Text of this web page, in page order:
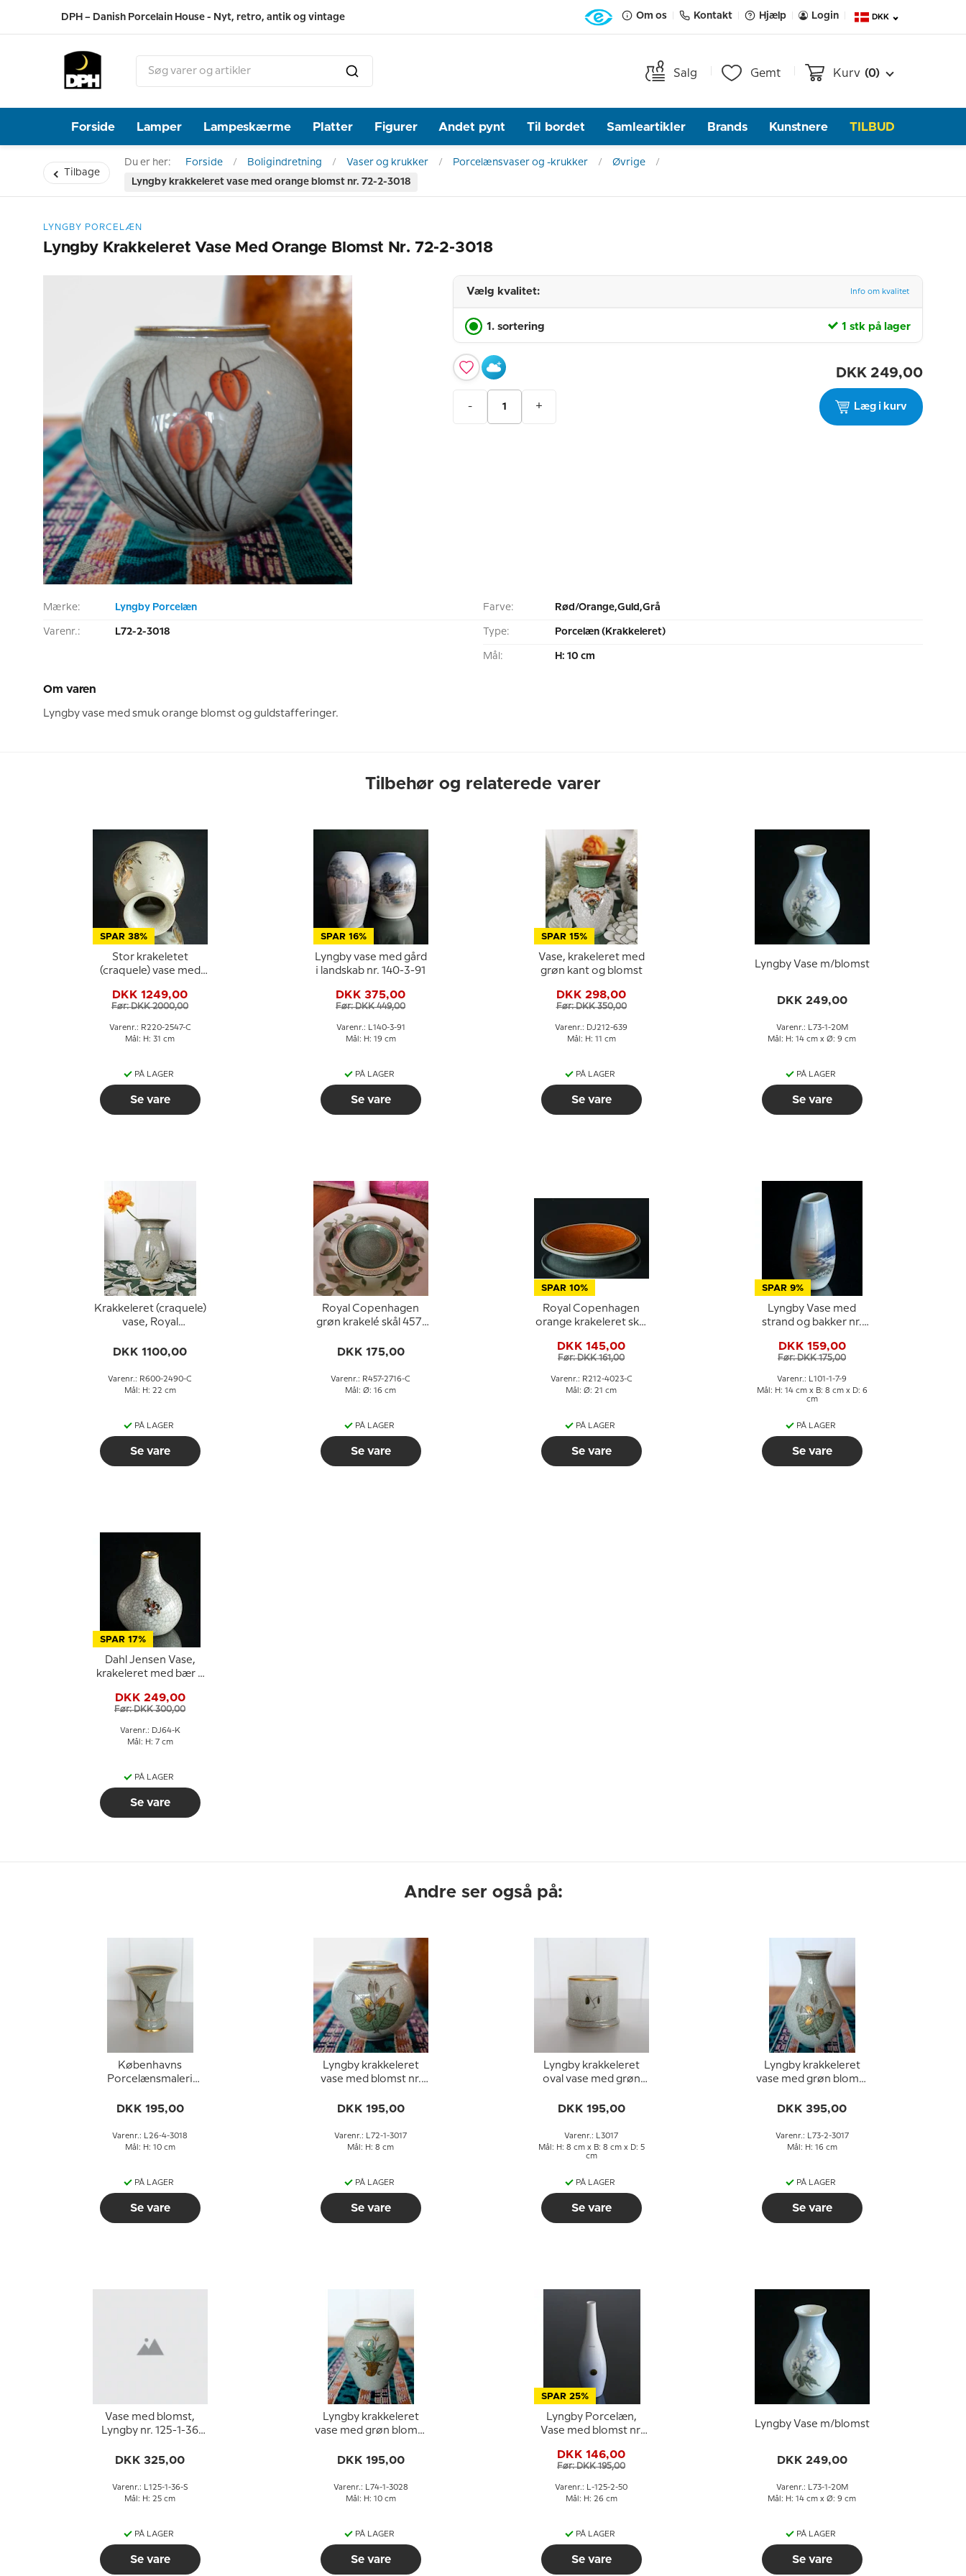
DPH – Danish Porcelain House - Nyt, retro, antik og vintage Om os Kontakt Hjælp Login DKK
Salg Gemt Kurv (0)
Forside Lamper Lampeskærme Platter Figurer Andet pynt Til bordet Samleartikler Brands Kunstnere TILBUD
Tilbage
Du er her: Forside Boligindretning Vaser og krukker Porcelænsvaser og -krukker
Øvrige
Lyngby krakkeleret vase med orange blomst nr. 72-2-3018
LYNGBY PORCELÆN
Lyngby Krakkeleret Vase Med Orange Blomst Nr. 72-2-3018
Vælg kvalitet: Info om kvalitet
1. sortering 1 stk på lager
DKK 249,00
- + Læg i kurv
Mærke: Lyngby Porcelæn
Varenr.: L72-2-3018
Farve: Rød/Orange,Guld,Grå
Type: Porcelæn (Krakkeleret)
Mål: H: 10 cm
Om varen
Lyngby vase med smuk orange blomst og guldstafferinger.
Tilbehør og relaterede varer
SPAR 38%
Stor krakeletet
(craquele) vase med
Royal Copenhagen nr.
220-2547. (tidlig) -
med reparation
DKK 1249,00
Før: DKK 2000,00
Varenr.: R220-2547-C
Mål: H: 31 cm
PÅ LAGER
Se vare
SPAR 16%
Lyngby vase med gård
i landskab nr. 140-3-91
DKK 375,00
Før: DKK 449,00
Varenr.: L140-3-91
Mål: H: 19 cm
PÅ LAGER
Se vare
SPAR 15%
Vase, krakeleret med
grøn kant og blomst
DKK 298,00
Før: DKK 350,00
Varenr.: DJ212-639
Mål: H: 11 cm
PÅ LAGER
Se vare
Lyngby Vase m/blomst
DKK 249,00
Varenr.: L73-1-20M
Mål: H: 14 cm x Ø: 9 cm
PÅ LAGER
Se vare
Krakkeleret (craquele)
vase, Royal
2490 med kaktus
DKK 1100,00
Varenr.: R600-2490-C
Mål: H: 22 cm
PÅ LAGER
Se vare
Royal Copenhagen
grøn krakelé skål 457-
DKK 175,00
Varenr.: R457-2716-C
Mål: Ø: 16 cm
PÅ LAGER
Se vare
SPAR 10%
Royal Copenhagen
orange krakeleret skål
DKK 145,00
Før: DKK 161,00
Varenr.: R212-4023-C
Mål: Ø: 21 cm
PÅ LAGER
Se vare
SPAR 9%
Lyngby Vase med
strand og bakker nr.
DKK 159,00
Før: DKK 175,00
Varenr.: L101-1-7-9
Mål: H: 14 cm x B: 8 cm x D: 6
cm
PÅ LAGER
Se vare
SPAR 17%
Dahl Jensen Vase,
krakeleret med bær 9
DKK 249,00
Før: DKK 300,00
Varenr.: DJ64-K
Mål: H: 7 cm
PÅ LAGER
Se vare
Andre ser også på:
Københavns
Porcelænsmaleri
orange blomst nr. 26-
DKK 195,00
Varenr.: L26-4-3018
Mål: H: 10 cm
PÅ LAGER
Se vare
Lyngby krakkeleret
vase med blomst nr.
DKK 195,00
Varenr.: L72-1-3017
Mål: H: 8 cm
PÅ LAGER
Se vare
Lyngby krakkeleret
oval vase med grøn
DKK 195,00
Varenr.: L3017
Mål: H: 8 cm x B: 8 cm x D: 5
cm
PÅ LAGER
Se vare
Lyngby krakkeleret
vase med grøn blomst
DKK 395,00
Varenr.: L73-2-3017
Mål: H: 16 cm
PÅ LAGER
Se vare
Vase med blomst,
Lyngby nr. 125-1-36
DKK 325,00
Varenr.: L125-1-36-S
Mål: H: 25 cm
PÅ LAGER
Se vare
Lyngby krakkeleret
vase med grøn blomst
DKK 195,00
Varenr.: L74-1-3028
Mål: H: 10 cm
PÅ LAGER
Se vare
SPAR 25%
Lyngby Porcelæn,
Vase med blomst nr.
DKK 146,00
Før: DKK 195,00
Varenr.: L-125-2-50
Mål: H: 26 cm
PÅ LAGER
Se vare
Lyngby Vase m/blomst
DKK 249,00
Varenr.: L73-1-20M
Mål: H: 14 cm x Ø: 9 cm
PÅ LAGER
Se vare